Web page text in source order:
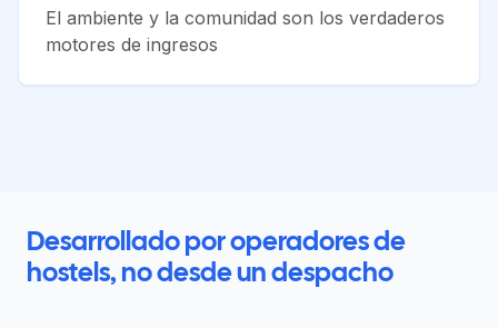
El ambiente y la comunidad son los verdaderos
motores de ingresos
Desarrollado por operadores de
hostels, no desde un despacho